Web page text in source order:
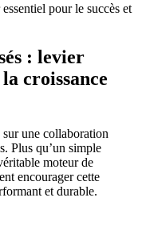
pour le succès et
: levier
croissance
sur une collaboration
Plus qu’un simple
moteur de
encourager cette
et durable.